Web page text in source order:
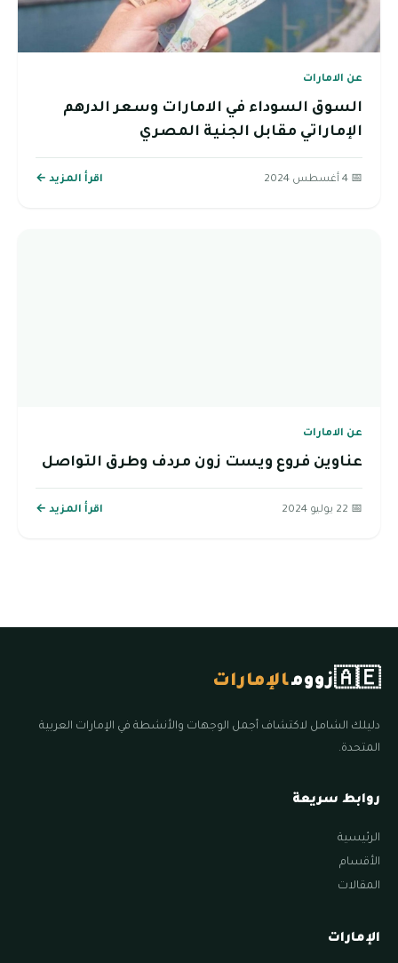
عن الامارات
السوق السوداء في الامارات وسعر الدرهم
الإماراتي مقابل الجنية المصري
📅 4 أغسطس 2024 اقرأ المزيد ←
عن الامارات
عناوين فروع ويست زون مردف وطرق التواصل
📅 22 يوليو 2024 اقرأ المزيد ←
🇦🇪زوومالإمارات
دليلك الشامل لاكتشاف أجمل الوجهات والأنشطة في الإمارات العربية
المتحدة.
روابط سريعة
الرئيسية
الأقسام
المقالات
الإمارات